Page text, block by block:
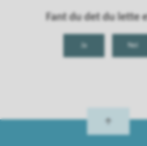
Fant du det du lette
Ja Nei